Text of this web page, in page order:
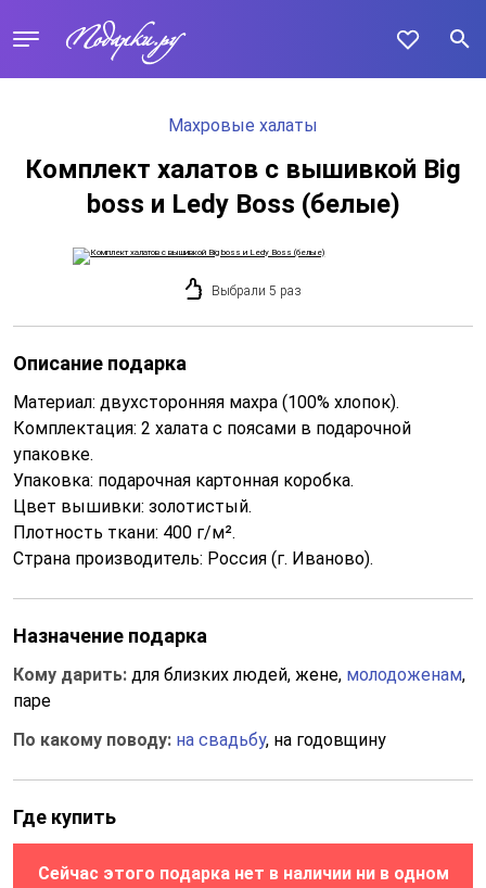
Махровые халаты
Комплект халатов с вышивкой Big
boss и Ledy Boss (белые)
Выбрали 5 раз
Описание подарка
Материал: двухсторонняя махра (100% хлопок).
Комплектация: 2 халата с поясами в подарочной
упаковке.
Упаковка: подарочная картонная коробка.
Цвет вышивки: золотистый.
Плотность ткани: 400 г/м².
Страна производитель: Россия (г. Иваново).
Назначение подарка
Кому дарить: для близких людей, жене, молодоженам,
паре
По какому поводу: на свадьбу, на годовщину
Где купить
Сейчас этого подарка нет в наличии ни в одном